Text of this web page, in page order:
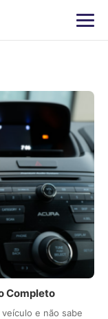
Completo
e não sabe